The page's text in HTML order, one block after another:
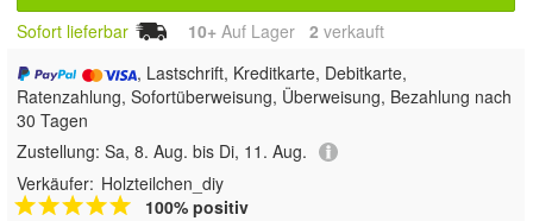
Sofort lieferbar 10+ Auf Lager 2 verkauft
, Lastschrift, Kreditkarte, Debitkarte,
Ratenzahlung, Sofortüberweisung, Überweisung, Bezahlung nach
30 Tagen
Zustellung: Sa, 8. Aug. bis Di, 11. Aug.
Verkäufer: Holzteilchen_diy
100% positiv